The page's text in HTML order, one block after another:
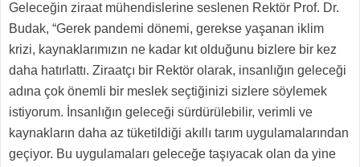
Geleceğin ziraat mühendislerine seslenen Rektör Prof. Dr.
Budak, “Gerek pandemi dönemi, gerekse yaşanan iklim
krizi, kaynaklarımızın ne kadar kıt olduğunu bizlere bir kez
daha hatırlattı. Ziraatçı bir Rektör olarak, insanlığın geleceği
adına çok önemli bir meslek seçtiğinizi sizlere söylemek
istiyorum. İnsanlığın geleceği sürdürülebilir, verimli ve
kaynakların daha az tüketildiği akıllı tarım uygulamalarından
geçiyor. Bu uygulamaları geleceğe taşıyacak olan da yine